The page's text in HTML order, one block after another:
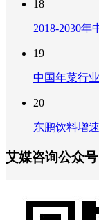
18
2018-2030
19
中国年菜行
20
东鹏饮料增
艾媒咨询公众号